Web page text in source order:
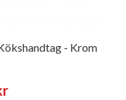
- Krom